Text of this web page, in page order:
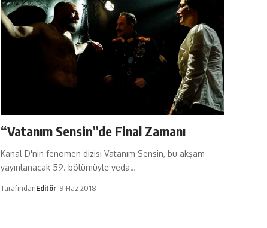
“Vatanım Sensin”de Final Zamanı
Kanal D'nin fenomen dizisi Vatanım Sensin, bu akşam
yayınlanacak 59. bölümüyle veda…
TarafındanEditör 9 Haz 2018